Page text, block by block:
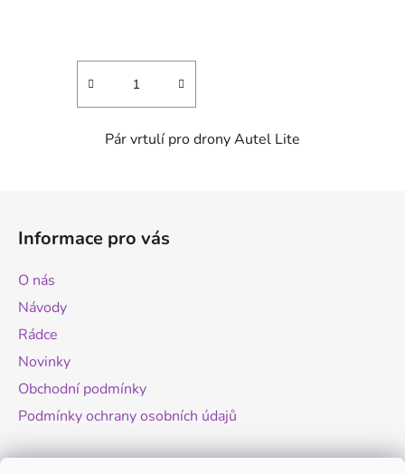
Pár vrtulí pro drony Autel Lite
Informace pro vás
O nás
Návody
Rádce
Novinky
Obchodní podmínky
Podmínky ochrany osobních údajů